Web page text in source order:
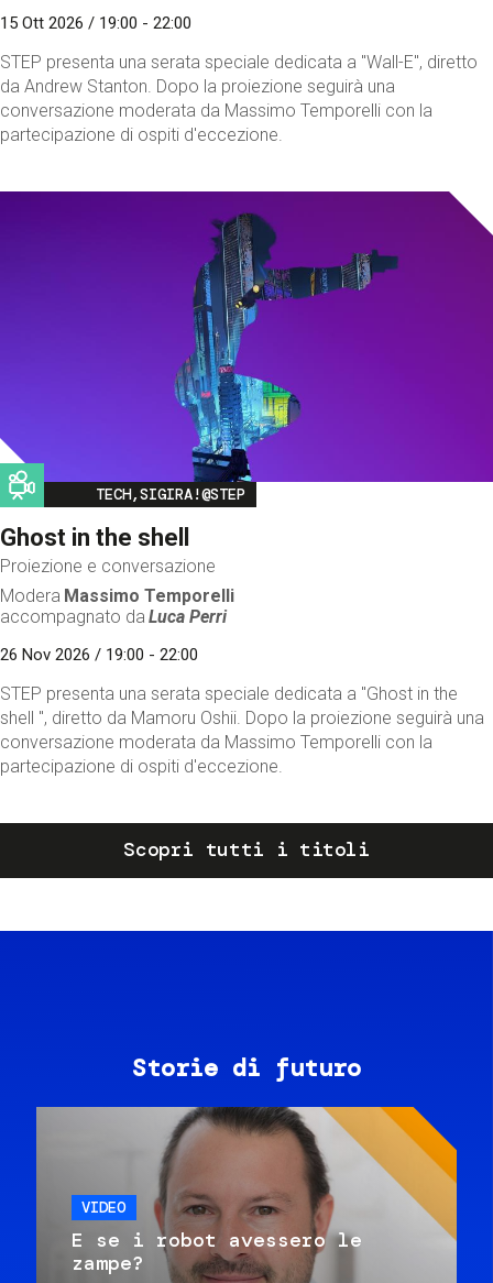
15 Ott 2026 / 19:00 - 22:00
STEP presenta una serata speciale dedicata a "Wall-E", diretto
da Andrew Stanton. Dopo la proiezione seguirà una
conversazione moderata da Massimo Temporelli con la
partecipazione di ospiti d'eccezione.
Image
TECH,SIGIRA!@STEP
Ghost in the shell
Proiezione e conversazione
Modera Massimo Temporelli
accompagnato da Luca Perri
26 Nov 2026 / 19:00 - 22:00
STEP presenta una serata speciale dedicata a "Ghost in the
shell ", diretto da Mamoru Oshii. Dopo la proiezione seguirà una
conversazione moderata da Massimo Temporelli con la
partecipazione di ospiti d'eccezione.
Scopri tutti i titoli
Storie di futuro
VIDEO
E se i robot avessero le
zampe?